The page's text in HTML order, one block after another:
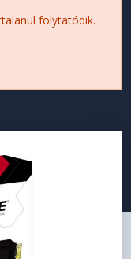
folytatódik.